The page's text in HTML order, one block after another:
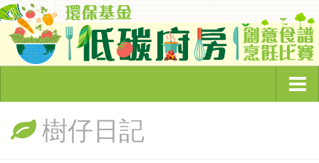
主頁
頻道簡介樹仔日記